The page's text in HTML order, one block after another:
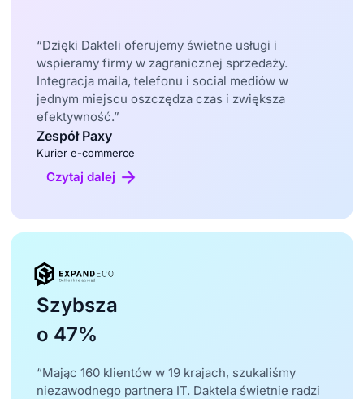
“Dzięki Dakteli oferujemy świetne usługi i
wspieramy firmy w zagranicznej sprzedaży.
Integracja maila, telefonu i social mediów w
jednym miejscu oszczędza czas i zwiększa
efektywność.”
Zespół Paxy
Kurier e-commerce
Czytaj dalej
Szybsza
o 47%
“Mając 160 klientów w 19 krajach, szukaliśmy
niezawodnego partnera IT. Daktela świetnie radzi